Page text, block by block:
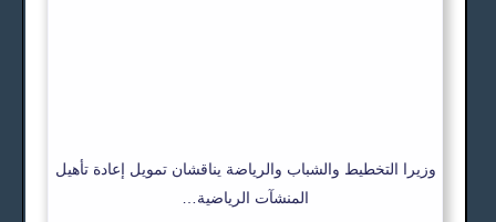
وزيرا التخطيط والشباب والرياضة يناقشان تمويل إعادة تأهيل
المنشآت الرياضية…